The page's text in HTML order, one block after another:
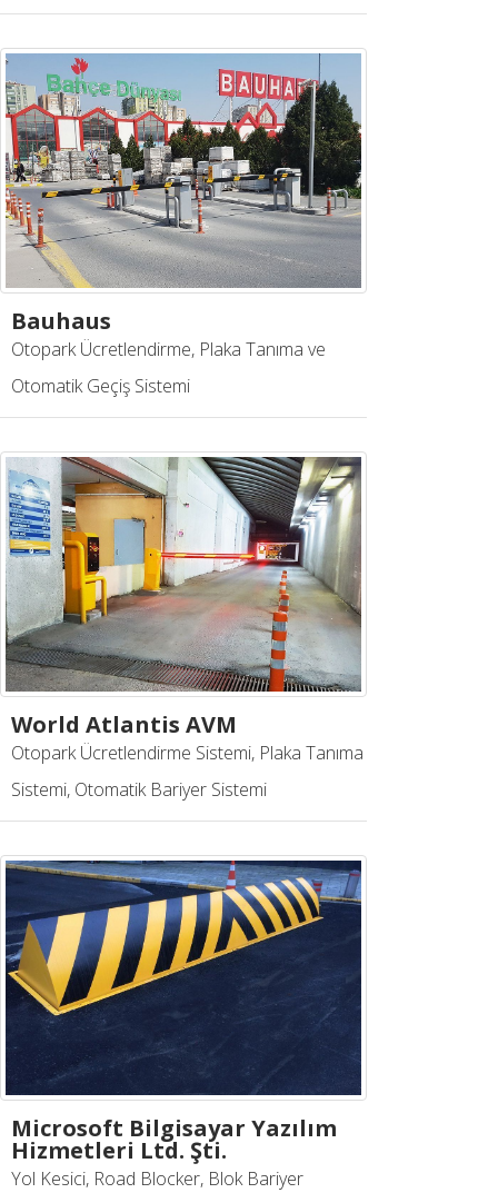
Bauhaus
Otopark Ücretlendirme, Plaka Tanıma ve
Otomatik Geçiş Sistemi
World Atlantis AVM
Otopark Ücretlendirme Sistemi, Plaka Tanıma
Sistemi, Otomatik Bariyer Sistemi
Microsoft Bilgisayar Yazılım
Hizmetleri Ltd. Şti.
Yol Kesici, Road Blocker, Blok Bariyer